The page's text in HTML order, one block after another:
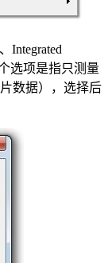
Integrated
选项是指只测量
数据），选择后